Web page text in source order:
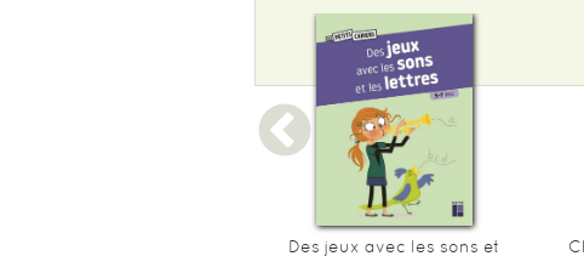
Poids :179 g
Des jeux avec les sons et